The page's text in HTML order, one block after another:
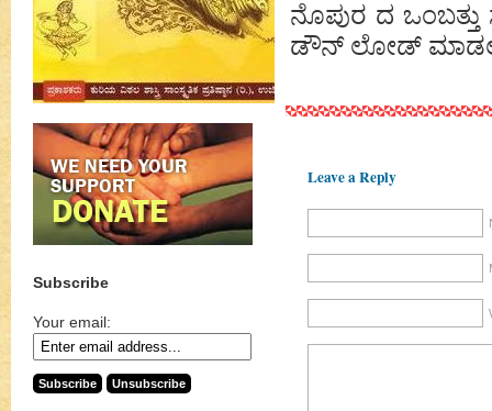
Subscribe
Your email:
ನೊಪುರ ದ
ಡೌನ್ ಲೋಡ್ ಮಾಡಲು
Leave a Reply